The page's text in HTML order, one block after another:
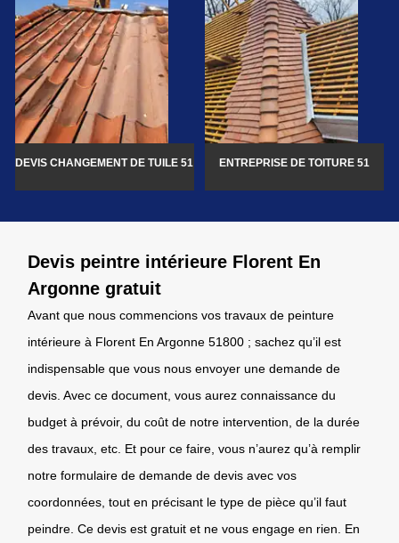
DEVIS CHANGEMENT DE TUILE 51 ENTREPRISE DE TOITURE 51
Devis peintre intérieure Florent En
Argonne gratuit
Avant que nous commencions vos travaux de peinture
intérieure à Florent En Argonne 51800 ; sachez qu’il est
indispensable que vous nous envoyer une demande de
devis. Avec ce document, vous aurez connaissance du
budget à prévoir, du coût de notre intervention, de la durée
des travaux, etc. Et pour ce faire, vous n’aurez qu’à remplir
notre formulaire de demande de devis avec vos
coordonnées, tout en précisant le type de pièce qu’il faut
peindre. Ce devis est gratuit et ne vous engage en rien. En